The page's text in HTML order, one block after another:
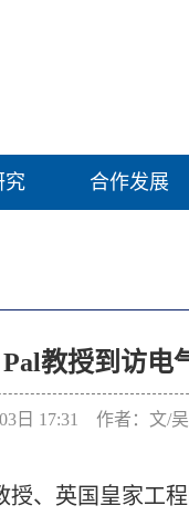
究 合作发展
教授到访电
03日 17:31 作者：文/
、英国皇家工